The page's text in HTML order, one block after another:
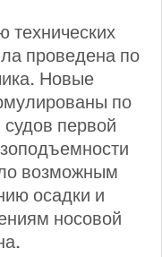
технических
проведена по
Новые
по
первой
возможным
осадки и
носовой